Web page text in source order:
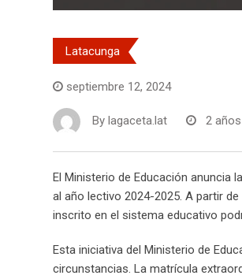
Latacunga
septiembre 12, 2024
By lagaceta.lat 2
El Ministerio de Educación anuncia
al año lectivo 2024-2025. A partir
inscrito en el sistema educativo
Esta iniciativa del Ministerio de
circunstancias. La matrícula